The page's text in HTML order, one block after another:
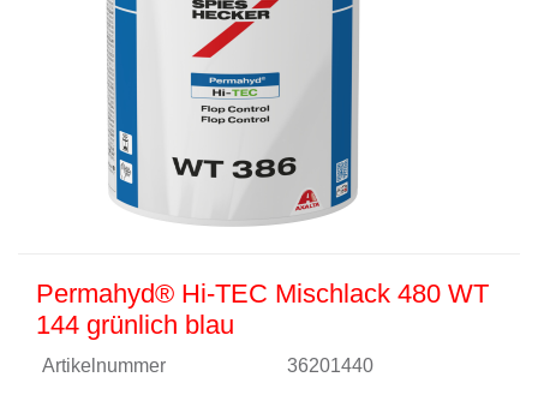
Permahyd® Hi-TEC Mischlack 480 WT
144 grünlich blau
Artikelnummer 36201440